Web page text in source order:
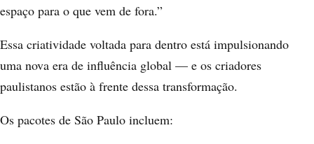
espaço para o que vem de fora.”
Essa criatividade voltada para dentro está impulsionando
uma nova era de influência global — e os criadores
paulistanos estão à frente dessa transformação.
Os pacotes de São Paulo incluem: